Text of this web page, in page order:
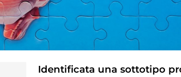
Identificata una sottotipo